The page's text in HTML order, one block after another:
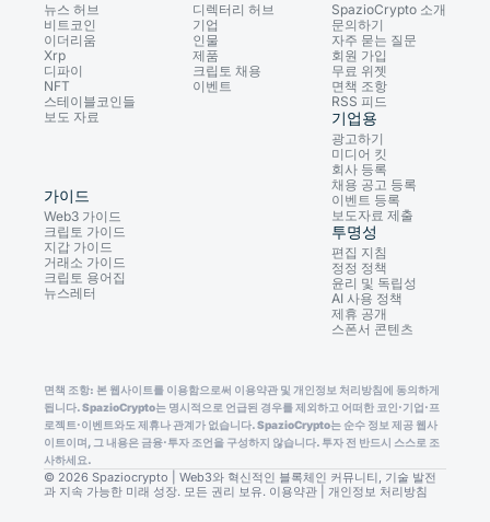
뉴스 허브
비트코인
이더리움
Xrp
디파이
NFT
스테이블코인들
보도 자료
디렉터리 허브
기업
인물
제품
크립토 채용
이벤트
가이드
Web3 가이드
크립토 가이드
지갑 가이드
거래소 가이드
크립토 용어집
뉴스레터
SpazioCrypto 소개
문의하기
자주 묻는 질문
회원 가입
무료 위젯
면책 조항
RSS 피드
기업용
광고하기
미디어 킷
회사 등록
채용 공고 등록
이벤트 등록
보도자료 제출
투명성
편집 지침
정정 정책
윤리 및 독립성
AI 사용 정책
제휴 공개
스폰서 콘텐츠
면책 조항: 본 웹사이트를 이용함으로써 이용약관 및 개인정보 처리방침에 동의하게
됩니다. SpazioCrypto는 명시적으로 언급된 경우를 제외하고 어떠한 코인·기업·프
로젝트·이벤트와도 제휴나 관계가 없습니다. SpazioCrypto는 순수 정보 제공 웹사
이트이며, 그 내용은 금융·투자 조언을 구성하지 않습니다. 투자 전 반드시 스스로 조
사하세요.
© 2026 Spaziocrypto | Web3와 혁신적인 블록체인 커뮤니티, 기술 발전
과 지속 가능한 미래 성장. 모든 권리 보유. 이용약관 개인정보 처리방침